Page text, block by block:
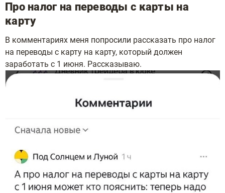
Про налог на переводы с карты на
карту
В комментариях меня попросили рассказать про налог
на переводы с карту на карту, который должен
заработать с 1 июня. Рассказываю.